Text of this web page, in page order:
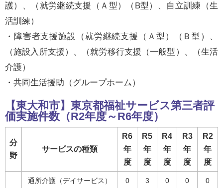
護）、（就労継続支援（Ａ型）（B型）、自立訓練（生
活訓練）
・障害者支援施設（就労継続支援（Ａ型）（Ｂ型）、
（施設入所支援）、（就労移行支援（一般型）、（生活
介護）
・共同生活援助（グループホーム）
【東大和市】東京都福祉サービス第三者評
価実施件数（R2年度～R6年度）
分
野
サービスの種類
R6
年
度
R5
年
度
R4
年
度
R3
年
度
R2
年
度
通所介護（デイサービス） 0 3 0 0 0